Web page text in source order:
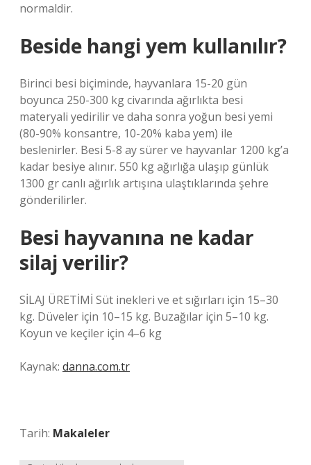
normaldir.
Beside hangi yem kullanılır?
Birinci besi biçiminde, hayvanlara 15-20 gün
boyunca 250-300 kg civarında ağırlıkta besi
materyali yedirilir ve daha sonra yoğun besi yemi
(80-90% konsantre, 10-20% kaba yem) ile
beslenirler. Besi 5-8 ay sürer ve hayvanlar 1200 kg’a
kadar besiye alınır. 550 kg ağırlığa ulaşıp günlük
1300 gr canlı ağırlık artışına ulaştıklarında şehre
gönderilirler.
Besi hayvanına ne kadar
silaj verilir?
SİLAJ ÜRETİMİ Süt inekleri ve et sığırları için 15–30
kg. Düveler için 10–15 kg. Buzağılar için 5–10 kg.
Koyun ve keçiler için 4–6 kg
Kaynak: danna.com.tr
Tarih: Makaleler